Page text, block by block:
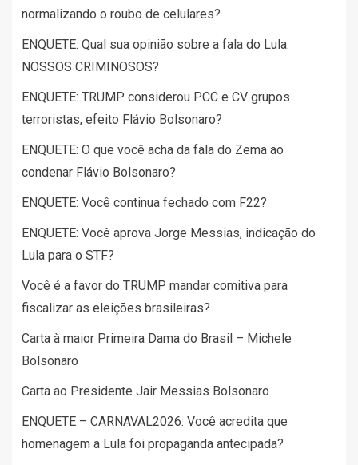
normalizando o roubo de celulares?
ENQUETE: Qual sua opinião sobre a fala do Lula:
NOSSOS CRIMINOSOS?
ENQUETE: TRUMP considerou PCC e CV grupos
terroristas, efeito Flávio Bolsonaro?
ENQUETE: O que você acha da fala do Zema ao
condenar Flávio Bolsonaro?
ENQUETE: Você continua fechado com F22?
ENQUETE: Você aprova Jorge Messias, indicação do
Lula para o STF?
Você é a favor do TRUMP mandar comitiva para
fiscalizar as eleições brasileiras?
Carta à maior Primeira Dama do Brasil – Michele
Bolsonaro
Carta ao Presidente Jair Messias Bolsonaro
ENQUETE – CARNAVAL2026: Você acredita que
homenagem a Lula foi propaganda antecipada?